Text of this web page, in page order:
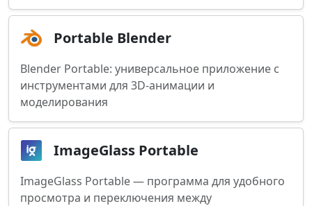
Portable Blender
Blender Portable: универсальное приложение с
инструментами для 3D-анимации и
моделирования
ImageGlass Portable
ImageGlass Portable — программа для удобного
просмотра и переключения между